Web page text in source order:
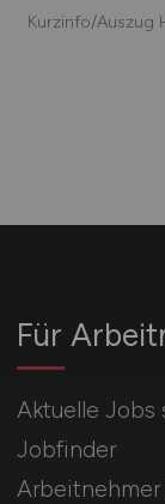
Kurzinfo/Auszug
Für
Aktuelle Jobs
Jobfinder
Arbeitnehmer